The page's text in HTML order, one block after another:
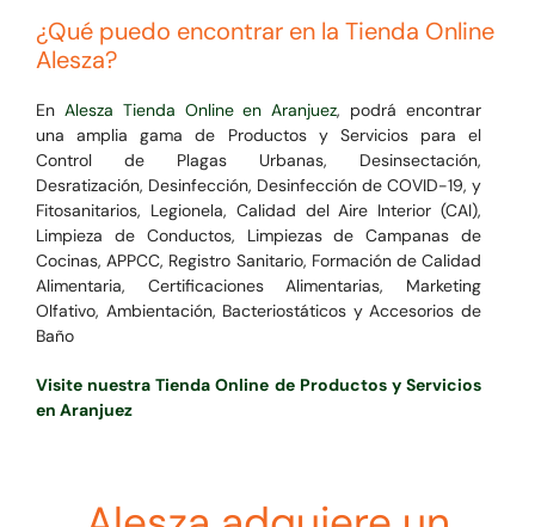
¿Qué puedo encontrar en la Tienda Online
Alesza?
En Alesza Tienda Online en Aranjuez, podrá encontrar
una amplia gama de Productos y Servicios para el
Control de Plagas Urbanas, Desinsectación,
Desratización, Desinfección, Desinfección de COVID-19, y
Fitosanitarios, Legionela, Calidad del Aire Interior (CAI),
Limpieza de Conductos, Limpiezas de Campanas de
Cocinas, APPCC, Registro Sanitario, Formación de Calidad
Alimentaria, Certificaciones Alimentarias, Marketing
Olfativo, Ambientación, Bacteriostáticos y Accesorios de
Baño
Visite nuestra Tienda Online de Productos y Servicios
en Aranjuez